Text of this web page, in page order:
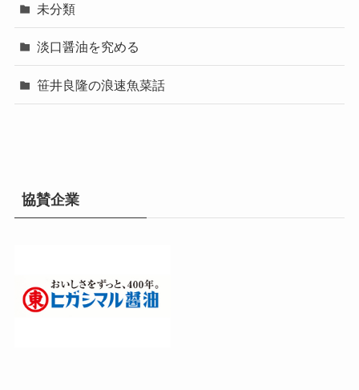
未分類
淡口醤油を究める
笹井良隆の浪速魚菜話
協賛企業